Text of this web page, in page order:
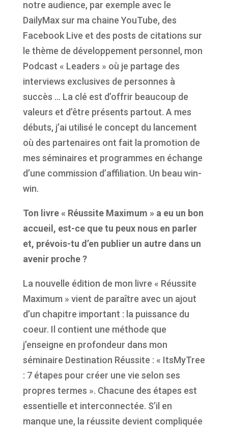
notre audience, par exemple avec le
DailyMax sur ma chaine YouTube, des
Facebook Live et des posts de citations sur
le thème de développement personnel, mon
Podcast « Leaders » où je partage des
interviews exclusives de personnes à
succès … La clé est d’offrir beaucoup de
valeurs et d’être présents partout. A mes
débuts, j’ai utilisé le concept du lancement
où des partenaires ont fait la promotion de
mes séminaires et programmes en échange
d’une commission d’affiliation. Un beau win-
win.
Ton livre « Réussite Maximum » a eu un bon
accueil, est-ce que tu peux nous en parler
et, prévois-tu d’en publier un autre dans un
avenir proche ?
La nouvelle édition de mon livre « Réussite
Maximum » vient de paraître avec un ajout
d’un chapitre important : la puissance du
coeur. Il contient une méthode que
j’enseigne en profondeur dans mon
séminaire Destination Réussite : « ItsMyTree
: 7 étapes pour créer une vie selon ses
propres termes ». Chacune des étapes est
essentielle et interconnectée. S’il en
manque une, la réussite devient compliquée